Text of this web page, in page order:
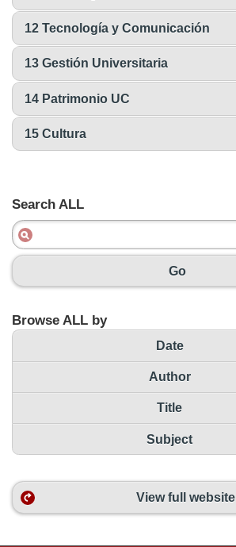
12 Tecnología y Comunicación
13 Gestión Universitaria
14 Patrimonio UC
15 Cultura
Search ALL
Go
Browse ALL by
Date
Author
Title
Subject
View full website